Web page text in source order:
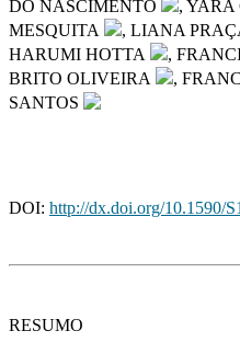
DO NASCIMENTO
,
MESQUITA
, LIANA
HARUMI HOTTA
,
BRITO OLIVEIRA
,
SANTOS
DOI: http://dx.doi.org/10.1590/
RESUMO